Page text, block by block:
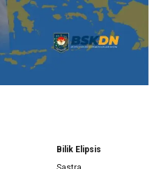
Bilik Elipsis